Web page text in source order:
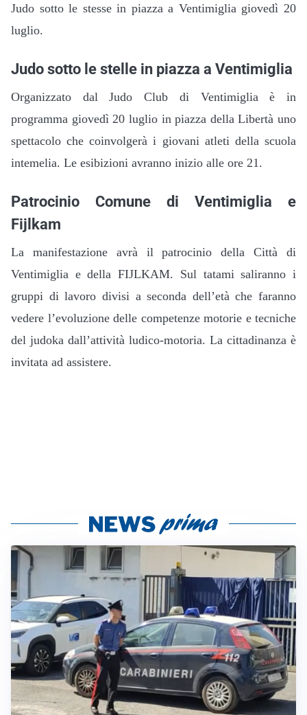
Judo sotto le stesse in piazza a Ventimiglia giovedì 20
luglio.
Judo sotto le stelle in piazza a Ventimiglia
Organizzato dal Judo Club di Ventimiglia è in
programma giovedì 20 luglio in piazza della Libertà uno
spettacolo che coinvolgerà i giovani atleti della scuola
intemelia. Le esibizioni avranno inizio alle ore 21.
Patrocinio Comune di Ventimiglia e
Fijlkam
La manifestazione avràil patrocinio della Città di
Ventimiglia e della FIJLKAM. Sul tatami saliranno i
gruppi di lavoro divisi a seconda dell’età che faranno
vedere l’evoluzione delle competenze motorie e tecniche
del judoka dall’attività ludico-motoria. La cittadinanza è
invitata ad assistere.